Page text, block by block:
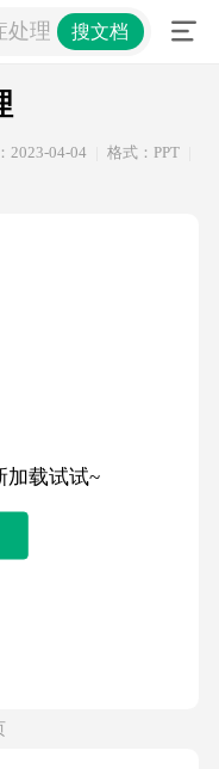
处理 搜文档
2023-04-04
格式：PPT
加载试试~